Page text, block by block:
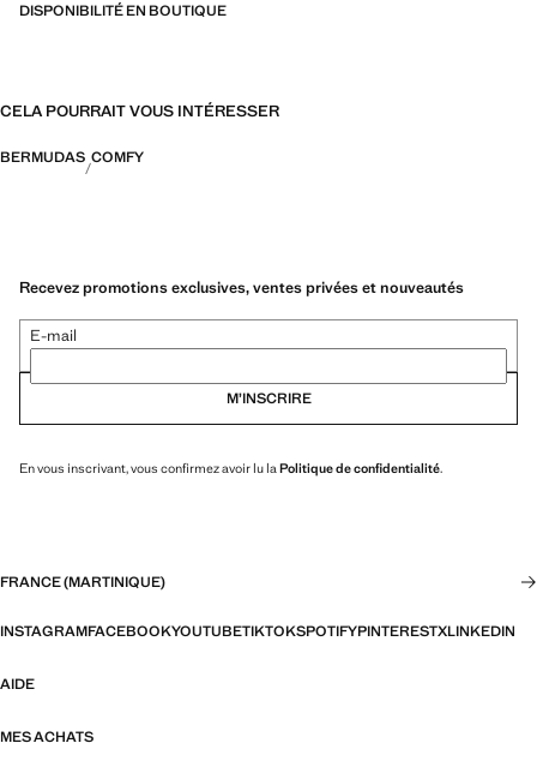
DISPONIBILITÉ EN BOUTIQUE
CELA POURRAIT VOUS INTÉRESSER
BERMUDAS COMFY
Recevez promotions exclusives, ventes privées et nouveautés
E-mail
M’INSCRIRE
En vous inscrivant, vous confirmez avoir lu la Politique de confidentialité.
FRANCE (MARTINIQUE)
INSTAGRAMFACEBOOKYOUTUBETIKTOKSPOTIFYPINTERESTXLINKEDIN
AIDE
MES ACHATS